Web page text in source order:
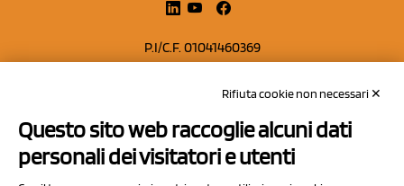
P.I/C.F. 01041460369
Capitale sociale Euro 50.000,00 i.v.
Contatti
Rifiuta cookie non necessari ✕
Questo sito web raccoglie alcuni dati
personali dei visitatori e utenti